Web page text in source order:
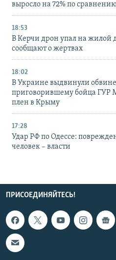
выросло на 72% по
18:53
В Керчи дрон упал на жилой
сообщают о жертвах
18:02
В Украине выдвинули
приговорившему бойца ГУР
плен в Крыму
17:28
Удар РФ по Одессе:
человек – власти
ПРИСОЕДИНЯЙТЕСЬ!